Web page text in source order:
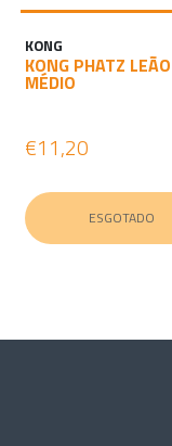
KONG
KONG PHATZ LEÃO
MÉDIO
€11,20
ESGOTADO